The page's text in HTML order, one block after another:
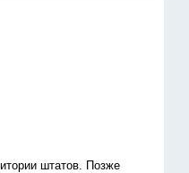
штатов. Позже